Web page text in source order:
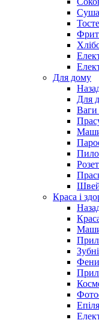
Для дому
Для
Ваги
Краса і
Фени